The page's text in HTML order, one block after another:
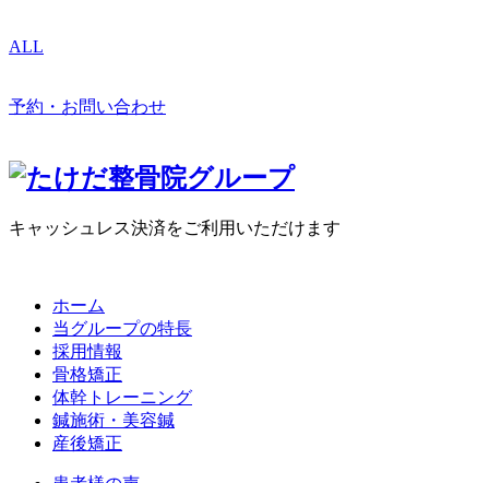
ALL
予約・お問い合わせ
キャッシュレス決済をご利用いただけます
ホーム
当グループの特長
採用情報
骨格矯正
体幹トレーニング
鍼施術・美容鍼
産後矯正